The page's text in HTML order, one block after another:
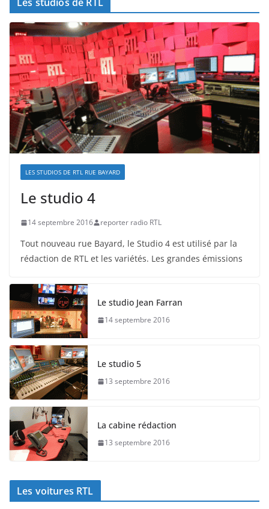
LES STUDIOS DE RTL RUE BAYARD
Le studio 4
14 septembre 2016 reporter radio RTL
Tout nouveau rue Bayard, le Studio 4 est utilisé par la
rédaction de RTL et les variétés. Les grandes émissions
Le studio Jean Farran
14 septembre 2016
Le studio 5
13 septembre 2016
La cabine rédaction
13 septembre 2016
Les voitures RTL